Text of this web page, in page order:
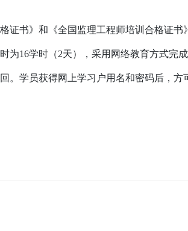
书》和《全国监理工程师培训合格证书
为16学时（2天），采用网络教育方式完
。学员获得网上学习户用名和密码后，方